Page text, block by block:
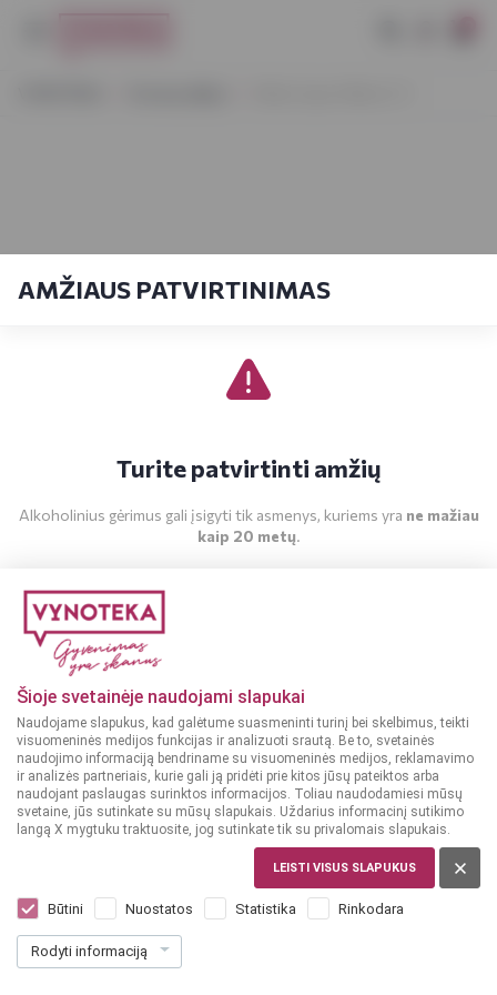
Šioje svetainėje naudojami slapukai
Naudojame slapukus, kad galėtume suasmeninti turinį bei skelbimus, teikti
visuomeninės medijos funkcijas ir analizuoti srautą. Be to, svetainės
naudojimo informaciją bendriname su visuomeninės medijos, reklamavimo
ir analizės partneriais, kurie gali ją pridėti prie kitos jūsų pateiktos arba
naudojant paslaugas surinktos informacijos. Toliau naudodamiesi mūsų
svetaine, jūs sutinkate su mūsų slapukais. Uždarius informacinį sutikimo
langą X mygtuku traktuosite, jog sutinkate tik su privalomais slapukais.
LEISTI VISUS SLAPUKUS
Būtini Nuostatos Statistika Rinkodara
Rodyti informaciją
AMŽIAUS PATVIRTINIMAS
Turite patvirtinti amžių
Alkoholinius gėrimus gali įsigyti tik asmenys, kuriems yra ne mažiau
kaip 20 metų.
Nikka Super Nikka 0,7 l
Dar nėra balsų, galite įvertinti
5599€ 79.99 € / L